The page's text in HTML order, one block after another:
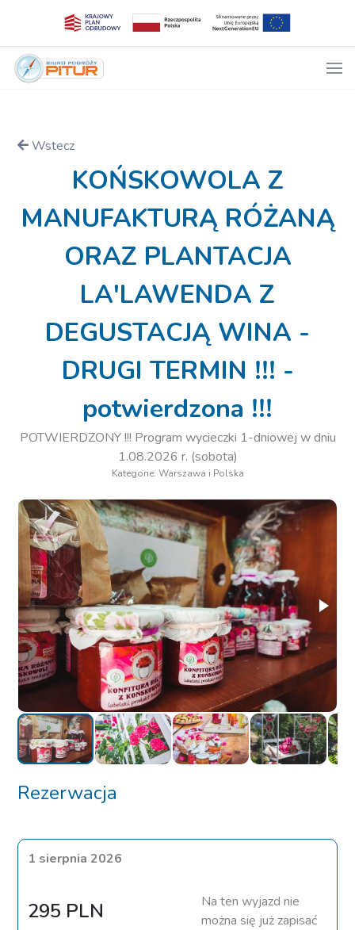
Wstecz
KOŃSKOWOLA Z
MANUFAKTURĄ RÓŻANĄ
ORAZ PLANTACJA
LA'LAWENDA Z
DEGUSTACJĄ WINA -
DRUGI TERMIN !!! -
potwierdzona !!!
POTWIERDZONY !!! Program wycieczki 1-dniowej w dniu
1.08.2026 r. (sobota)
Kategorie: Warszawa i Polska
Rezerwacja
1 sierpnia 2026
295 PLN
Na ten wyjazd nie
można się już zapisać